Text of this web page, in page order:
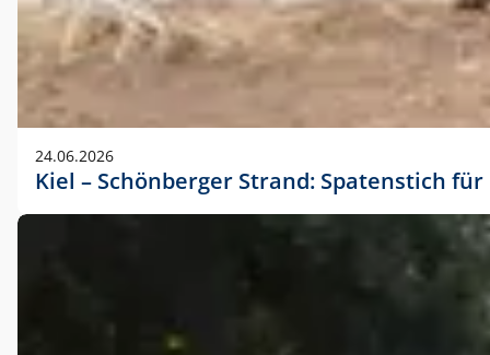
24.06.2026
Kiel – Schönberger Strand: Spatenstich